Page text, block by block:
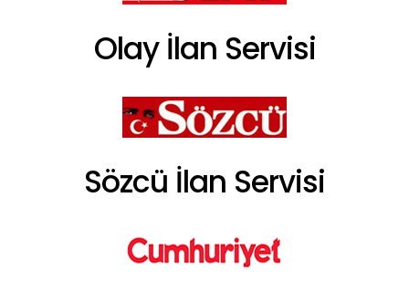
Olay İlan Servisi
Sözcü İlan Servisi